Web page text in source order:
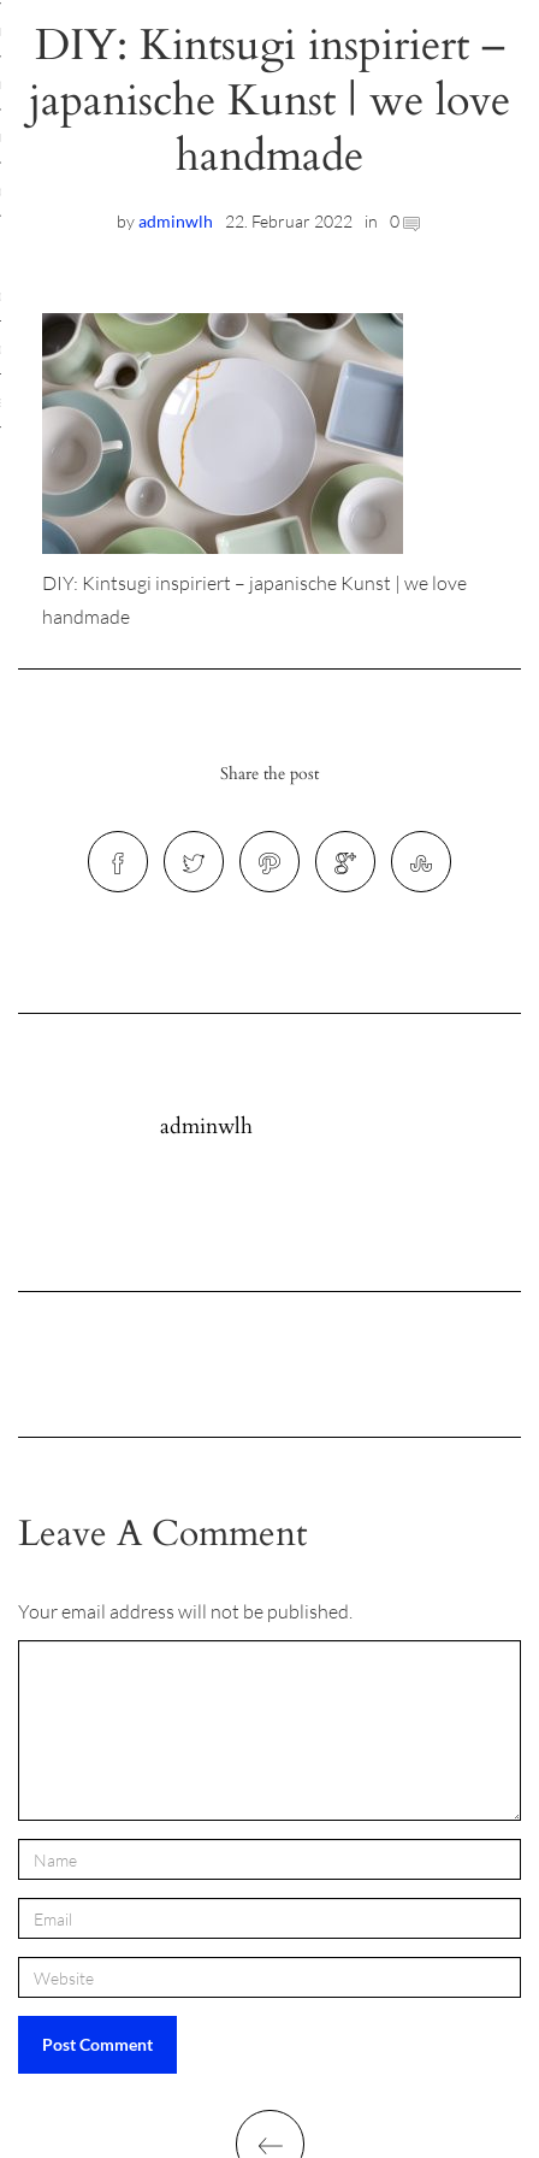
Workshops
Location
Workshops
DIY: Kintsugi inspiriert –
japanische Kunst | we love
handmade
byadminwlh 22. Februar 2022 in 0
DIY: Kintsugi inspiriert – japanische Kunst | we love
handmade
Share the post
adminwlh
Leave A Comment
Your email address will not be published.